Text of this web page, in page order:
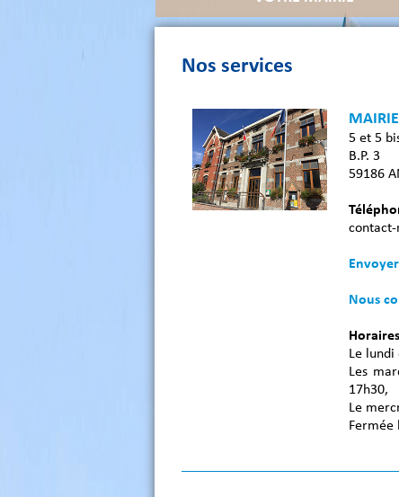
Nos services
MAIRIE
5 et 5
B.P. 3
59186
Nous
Le lundi
Les
17h30,
Le
Fermée